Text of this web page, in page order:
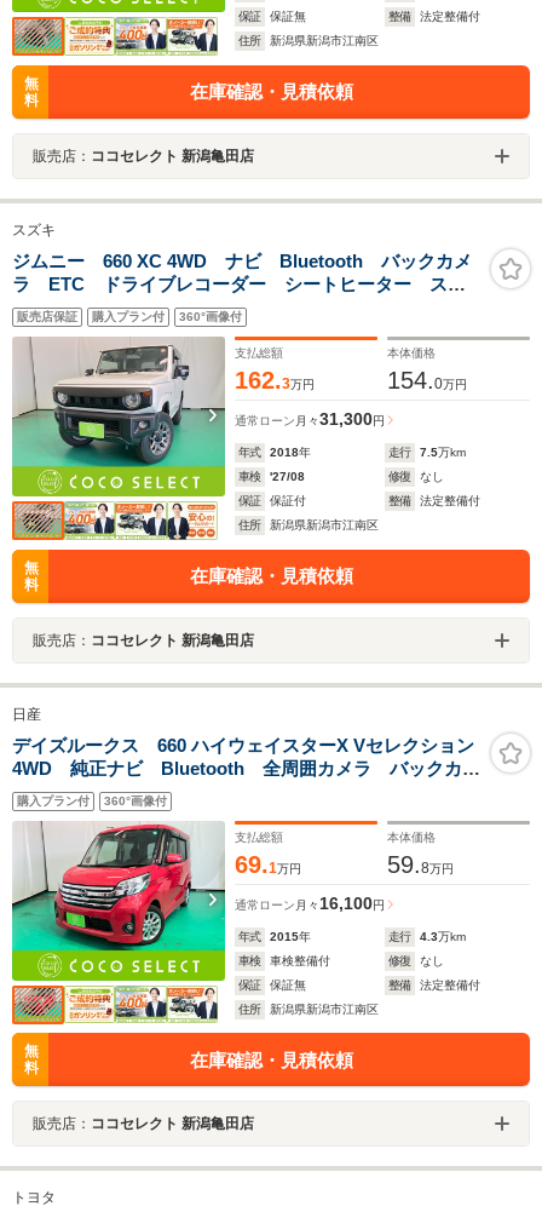
保証
保証無 整備
法定整備付
住所
新潟県新潟市江南区
無
料
在庫確認・見積依頼
販売店： ココセレクト 新潟亀田店
スズキ
ジムニー 660 XC 4WD ナビ Bluetooth バックカメ
ラ ETC ドライブレコーダー シートヒーター スマ
ートキー 純正16AW ヒルディセントコントロール 衝
突被害軽減ブレーキ アイドリングストップ ヘッドラ
イトウォッシャー 4WD
販売店保証 購入プラン付 360°画像付
支払総額
162.3万円
本体価格
154.0万円
通常ローン 月々31,300円
年式 2018年 走行 7.5万km
車検
'27/08 修復
なし
保証
保証付 整備
法定整備付
住所
新潟県新潟市江南区
無
料
在庫確認・見積依頼
販売店： ココセレクト 新潟亀田店
日産
デイズルークス 660 ハイウェイスターX Vセレクション
4WD 純正ナビ Bluetooth 全周囲カメラ バックカメ
ラ シートヒーター 片側電動スライドドア 衝突被害
軽減ブレーキ フロントフォグランプ アイドリングス
トップ USB HID 純正14AW 4WD
購入プラン付 360°画像付
支払総額
69.1万円
本体価格
59.8万円
通常ローン 月々 16,100円
年式 2015年 走行 4.3万km
車検
車検整備付 修復
なし
保証
保証無 整備
法定整備付
住所
新潟県新潟市江南区
無
料
在庫確認・見積依頼
販売店： ココセレクト 新潟亀田店
トヨタ